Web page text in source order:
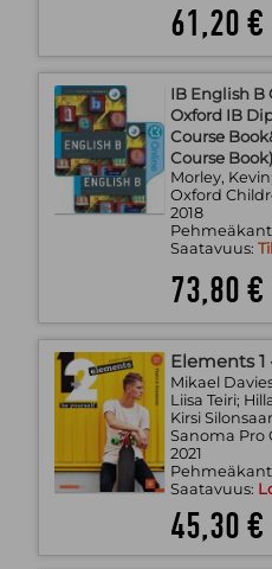
61,20 €
IB English B
Oxford IB
Course
Course Book)
Morley,
Oxford
2018
Saatavuus:
73,80 €
Elements 1
Mikael
Liisa Teiri;
Kirsi
Sanoma Pro
2021
Saatavuus:
45,30 €